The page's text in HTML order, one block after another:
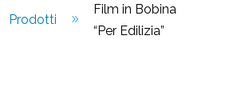
Prodotti 9
Film in Bobina
“Per Edilizia”